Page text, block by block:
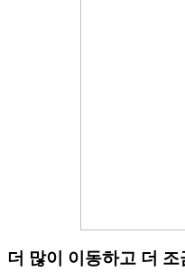
더 많이 이동하고 더